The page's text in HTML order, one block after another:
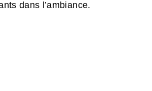
dans l’ambiance.